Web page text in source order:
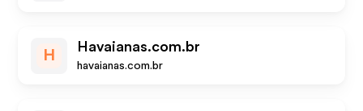
H
Havaianas.com.br
havaianas.com.br